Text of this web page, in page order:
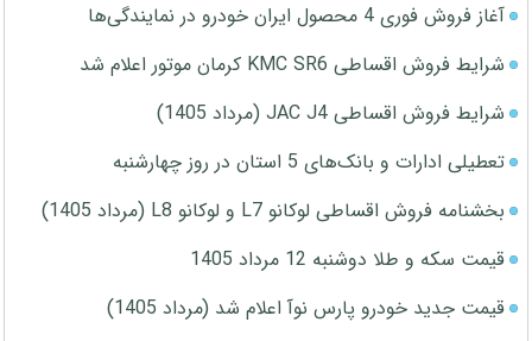
آغاز فروش فوری 4 محصول ایران خودرو در نمایندگی‌ها
شرایط فروش اقساطی KMC SR6 کرمان موتور اعلام شد
شرایط فروش اقساطی JAC J4 (مرداد 1405)
تعطیلی ادارات و بانک‌های 5 استان در روز چهارشنبه
بخشنامه فروش اقساطی لوکانو L7 و لوکانو L8 (مرداد 1405)
قیمت سکه و طلا دوشنبه 12 مرداد 1405
قیمت جدید خودرو پارس نوآ اعلام شد (مرداد 1405)